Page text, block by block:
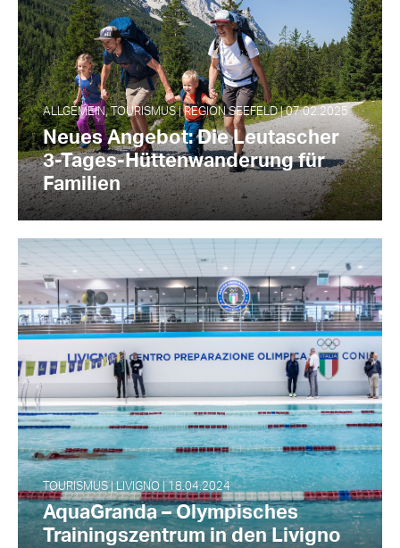
ALLGEMEIN, TOURISMUS | REGION SEEFELD | 07.02.2025
Neues Angebot: Die Leutascher
3-Tages-Hüttenwanderung für
Familien
TOURISMUS | LIVIGNO | 18.04.2024
AquaGranda – Olympisches
Trainingszentrum in den Livigno